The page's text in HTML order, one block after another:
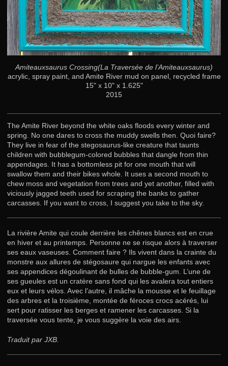
Amiteauxsaurus Crossing(La Traversée de l’Amiteauxsaurus)
acrylic, spray paint, and Amite River mud on panel, recycled frame
15" x 10" x 1.625"
2015
The Amite River beyond the white oaks floods every winter and
spring. No one dares to cross the muddy swells then. Quoi faire?
They live in fear of the stegosaurus-like creature that taunts
children with bubblegum-colored bubbles that dangle from thin
appendages. It has a bottomless pit for one mouth that will
swallow them and their bikes whole. It uses a second mouth to
chew moss and vegetation from trees and yet another, filled with
viciously jagged teeth used for scraping the banks to gather
carcasses. If you want to cross, I suggest you take to the sky.
La rivière Amite qui coule derrière les chênes blancs est en crue
en hiver et au printemps. Personne ne se risque alors à traverser
ses eaux vaseuses. Comment faire ? Ils vivent dans la crainte du
monstre aux allures de stégosaure qui nargue les enfants avec
ses appendices dégoulinant de bulles de bubble-gum. L’une de
ses gueules est un cratère sans fond qui les avalera tout entiers
eux et leurs vélos. Avec l’autre, il mâche la mousse et le feuillage
des arbres et la troisième, montée de féroces crocs acérés, lui
sert pour ratisser les berges et ramener les carcasses. Si la
traversée vous tente, je vous suggère la voie des airs.
Traduit par JXB.